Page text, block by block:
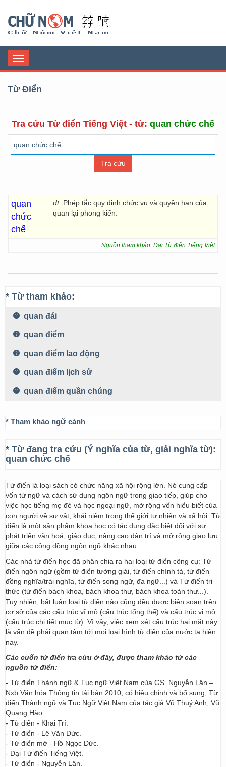
Toggle
navigation
Từ Điển
Tra cứu Từ điển Tiếng Việt - từ: quan chức chế
quan
chức
chế
dt. Phép tắc quy định chức vụ và quyền hạn của
quan lại phong kiến.
Nguồn tham khảo: Đại Từ điển Tiếng Việt
* Từ tham khảo:
quan đái
quan điểm
quan điểm lao động
quan điểm lịch sử
quan điểm quần chúng
* Tham khảo ngữ cảnh
* Từ đang tra cứu (Ý nghĩa của từ, giải nghĩa từ):
quan chức chế
Từ điển là loại sách có chức năng xã hội rộng lớn. Nó cung cấp
vốn từ ngữ và cách sử dụng ngôn ngữ trong giao tiếp, giúp cho
việc học tiếng mẹ đẻ và học ngoại ngữ, mở rộng vốn hiểu biết của
con người về sự vật, khái niệm trong thế giới tự nhiên và xã hội. Từ
điển là một sản phẩm khoa học có tác dụng đặc biệt đối với sự
phát triển văn hoá, giáo dục, nâng cao dân trí và mở rộng giao lưu
giữa các cộng đồng ngôn ngữ khác nhau.
Các nhà từ điển học đã phân chia ra hai loại từ điển công cụ: Từ
điển ngôn ngữ (gồm từ điển tường giải, từ điển chính tả, từ điển
đồng nghĩa/trái nghĩa, từ điển song ngữ, đa ngữ...) và Từ điển tri
thức (từ điển bách khoa, bách khoa thư, bách khoa toàn thư...).
Tuy nhiên, bất luận loại từ điển nào cũng đều được biên soạn trên
cơ sở của các cấu trúc vĩ mô (cấu trúc tổng thể) và cấu trúc vi mô
(cấu trúc chi tiết mục từ). Vì vậy, việc xem xét cấu trúc hai mặt này
là vấn đề phải quan tâm tới mọi loại hình từ điển của nước ta hiện
nay.
Các cuốn từ điển tra cứu ở đây, được tham khảo từ các
nguồn từ điển:
- Từ điển Thành ngữ & Tục ngữ Việt Nam của GS. Nguyễn Lân –
Nxb Văn hóa Thông tin tái bản 2010, có hiệu chỉnh và bổ sung; Từ
điển Thành ngữ và Tục Ngữ Việt Nam của tác giả Vũ Thuý Anh, Vũ
Quang Hào…
- Từ điển - Khai Trí.
- Từ điển - Lê Văn Đức.
- Từ điển mở - Hồ Ngọc Đức.
- Đại Từ điển Tiếng Việt.
- Từ điển - Nguyễn Lân.